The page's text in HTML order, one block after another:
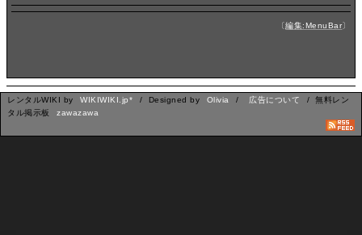
〔編集:MenuBar〕
レンタルWIKI by WIKIWIKI.jp* / Designed by Olivia / 広告について
/ 無料レン
タル掲示板
zawazawa